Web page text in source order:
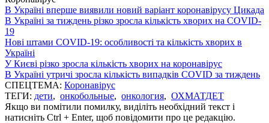
В Україні вперше виявили новий варіант коронавірусу Цикада
В Україні за тиждень різко зросла кількість хворих на COVID-
19
Нові штами COVID-19: особливості та кількість хворих в
Україні
У Києві різко зросла кількість хворих на коронавірус
В Україні утричі зросла кількість випадків COVID за тиждень
СПЕЦТЕМА: Коронавірус
ТЕГИ: дети, онкобольные, онкология, ОХМАТДЕТ
Якщо ви помітили помилку, виділіть необхідний текст і
натисніть Ctrl + Enter, щоб повідомити про це редакцію.